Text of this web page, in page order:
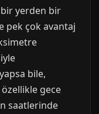
yerden bir
pek çok avantaj
bile,
gece
saatlerinde